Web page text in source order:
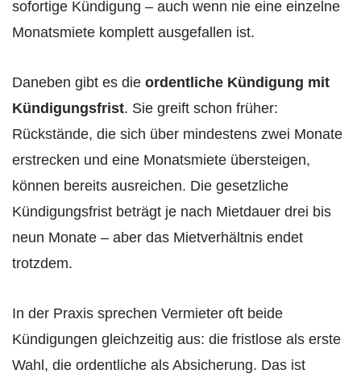
sofortige Kündigung – auch wenn nie eine einzelne
Monatsmiete komplett ausgefallen ist.
Daneben gibt es die ordentliche Kündigung mit
Kündigungsfrist. Sie greift schon früher:
Rückstände, die sich über mindestens zwei Monate
erstrecken und eine Monatsmiete übersteigen,
können bereits ausreichen. Die gesetzliche
Kündigungsfrist beträgt je nach Mietdauer drei bis
neun Monate – aber das Mietverhältnis endet
trotzdem.
In der Praxis sprechen Vermieter oft beide
Kündigungen gleichzeitig aus: die fristlose als erste
Wahl, die ordentliche als Absicherung. Das ist